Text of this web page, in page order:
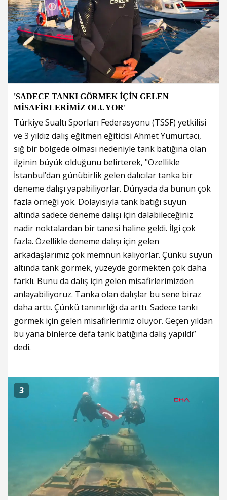
'SADECE TANKI GÖRMEK İÇİN GELEN
MİSAFİRLERİMİZ OLUYOR'
Türkiye Sualtı Sporları Federasyonu (TSSF) yetkilisi
ve 3 yıldız dalış eğitmen eğiticisi Ahmet Yumurtacı,
sığ bir bölgede olması nedeniyle tank batığına olan
ilginin büyük olduğunu belirterek, "Özellikle
İstanbul’dan günübirlik gelen dalıcılar tanka bir
deneme dalışı yapabiliyorlar. Dünyada da bunun çok
fazla örneği yok. Dolayısıyla tank batığı suyun
altında sadece deneme dalışı için dalabileceğiniz
nadir noktalardan bir tanesi haline geldi. İlgi çok
fazla. Özellikle deneme dalışı için gelen
arkadaşlarımız çok memnun kalıyorlar. Çünkü suyun
altında tank görmek, yüzeyde görmekten çok daha
farklı. Bunu da dalış için gelen misafirlerimizden
anlayabiliyoruz. Tanka olan dalışlar bu sene biraz
daha arttı. Çünkü tanınırlığı da arttı. Sadece tankı
görmek için gelen misafirlerimiz oluyor. Geçen yıldan
bu yana binlerce defa tank batığına dalış yapıldı”
dedi.
3